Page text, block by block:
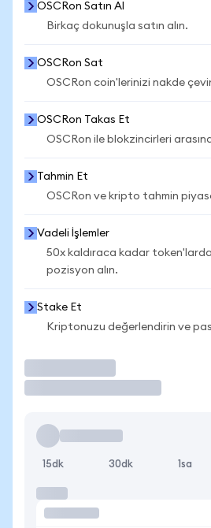
OSCRon Satın Al
Birkaç dokunuşla satın alın.
OSCRon Sat
OSCRon coin'lerinizi nakde
OSCRon Takas Et
OSCRon ile blokzincirleri
Tahmin Et
OSCRon ve kripto tahmin
Vadeli İşlemler
50x kaldıraca kadar
pozisyon alın.
Stake Et
Kriptonuzu değerlendirin ve
15dk 30dk 1sa